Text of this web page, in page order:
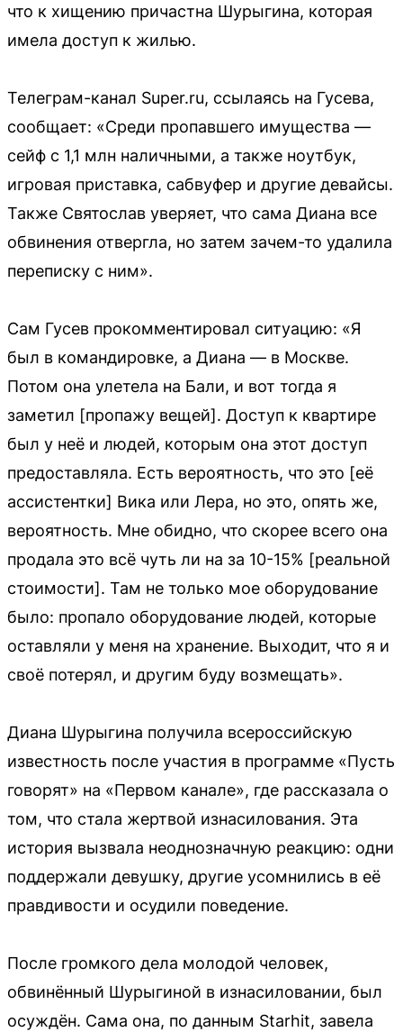
что к хищению причастна Шурыгина, которая
имела доступ к жилью.
Телеграм-канал Super.ru, ссылаясь на Гусева,
сообщает: «Среди пропавшего имущества —
сейф с 1,1 млн наличными, а также ноутбук,
игровая приставка, сабвуфер и другие девайсы.
Также Святослав уверяет, что сама Диана все
обвинения отвергла, но затем зачем-то удалила
переписку с ним».
Сам Гусев прокомментировал ситуацию: «Я
был в командировке, а Диана — в Москве.
Потом она улетела на Бали, и вот тогда я
заметил [пропажу вещей]. Доступ к квартире
был у неё и людей, которым она этот доступ
предоставляла. Есть вероятность, что это [её
ассистентки] Вика или Лера, но это, опять же,
вероятность. Мне обидно, что скорее всего она
продала это всё чуть ли на за 10-15% [реальной
стоимости]. Там не только мое оборудование
было: пропало оборудование людей, которые
оставляли у меня на хранение. Выходит, что я и
своё потерял, и другим буду возмещать».
Диана Шурыгина получила всероссийскую
известность после участия в программе «Пусть
говорят» на «Первом канале», где рассказала о
том, что стала жертвой изнасилования. Эта
история вызвала неоднозначную реакцию: одни
поддержали девушку, другие усомнились в её
правдивости и осудили поведение.
После громкого дела молодой человек,
обвинённый Шурыгиной в изнасиловании, был
осуждён. Сама она, по данным Starhit, завела